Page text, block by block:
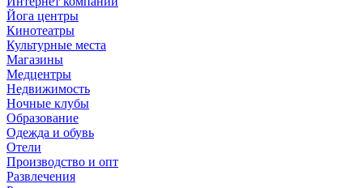
Йога центры
Кинотеатры
Культурные места
Магазины
Медцентры
Недвижимость
Ночные клубы
Образование
Одежда и обувь
Отели
Производство и опт
Развлечения